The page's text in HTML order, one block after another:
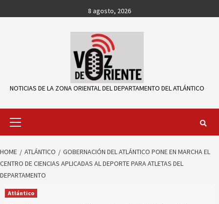
to
8 agosto, 2026
NOTICIAS DE LA ZONA ORIENTAL DEL DEPARTAMENTO DEL ATLÁNTICO
Primary
HOME ATLÁNTICO
GOBERNACIÓN DEL ATLÁNTICO PONE EN MARCHA EL
CENTRO DE CIENCIAS APLICADAS AL DEPORTE PARA ATLETAS DEL
DEPARTAMENTO
Atlántico